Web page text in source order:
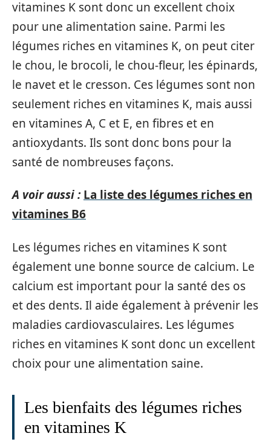
vitamines K sont donc un excellent choix
pour une alimentation saine. Parmi les
légumes riches en vitamines K, on peut citer
le chou, le brocoli, le chou-fleur, les épinards,
le navet et le cresson. Ces légumes sont non
seulement riches en vitamines K, mais aussi
en vitamines A, C et E, en fibres et en
antioxydants. Ils sont donc bons pour la
santé de nombreuses façons.
A voir aussi : La liste des légumes riches en
vitamines B6
Les légumes riches en vitamines K sont
également une bonne source de calcium. Le
calcium est important pour la santé des os
et des dents. Il aide également à prévenir les
maladies cardiovasculaires. Les légumes
riches en vitamines K sont donc un excellent
choix pour une alimentation saine.
Les bienfaits des légumes riches
en vitamines K